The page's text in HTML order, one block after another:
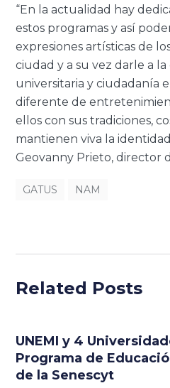
“En la actualidad hay
estos programas y así
expresiones artísticas de
ciudad y a su vez darle a
universitaria y ciudadanía
diferente de
ellos con sus tradiciones,
mantienen viva la
Geovanny Prieto, director
GATUS NAM
Related Posts
UNEMI y 4
Programa de
de la Senescyt